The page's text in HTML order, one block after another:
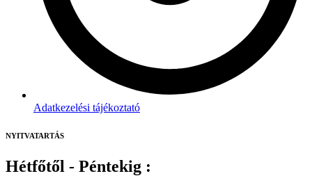
Adatkezelési tájékoztató
NYITVATARTÁS
Hétfőtől - Péntekig :